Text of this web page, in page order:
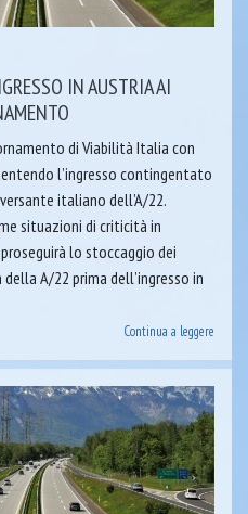
IN AUSTRIA AI
di Viabilità Italia con
l’ingresso contingentato
italiano dell’A/22.
situazioni di criticità in
lo stoccaggio dei
A/22 prima dell’ingresso in
Continua a leggere